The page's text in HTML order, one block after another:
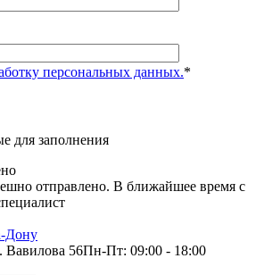
персональных данных.*
для заполнения
отправлено. В ближайшее время с
Дону
Вавилова 56Пн-Пт: 09:00 - 18:00